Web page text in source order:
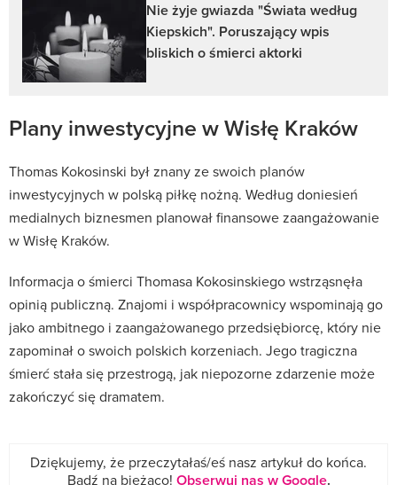
Nie żyje gwiazda "Świata według
Kiepskich". Poruszający wpis
bliskich o śmierci aktorki
Plany inwestycyjne w Wisłę Kraków
Thomas Kokosinski był znany ze swoich planów
inwestycyjnych w polską piłkę nożną. Według doniesień
medialnych biznesmen planował finansowe zaangażowanie
w Wisłę Kraków.
Informacja o śmierci Thomasa Kokosinskiego wstrząsnęła
opinią publiczną. Znajomi i współpracownicy wspominają go
jako ambitnego i zaangażowanego przedsiębiorcę, który nie
zapominał o swoich polskich korzeniach. Jego tragiczna
śmierć stała się przestrogą, jak niepozorne zdarzenie może
zakończyć się dramatem.
Dziękujemy, że przeczytałaś/eś nasz artykuł do końca.
Bądź na bieżąco! Obserwuj nas w Google.